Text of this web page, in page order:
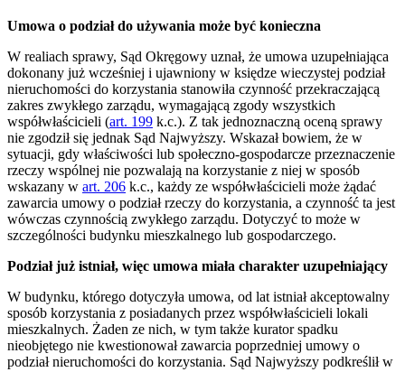
Umowa o podział do używania może być konieczna
W realiach sprawy, Sąd Okręgowy uznał, że umowa uzupełniająca
dokonany już wcześniej i ujawniony w księdze wieczystej podział
nieruchomości do korzystania stanowiła czynność przekraczającą
zakres zwykłego zarządu, wymagającą zgody wszystkich
współwłaścicieli (art. 199 k.c.). Z tak jednoznaczną oceną sprawy
nie zgodził się jednak Sąd Najwyższy. Wskazał bowiem, że w
sytuacji, gdy właściwości lub społeczno-gospodarcze przeznaczenie
rzeczy wspólnej nie pozwalają na korzystanie z niej w sposób
wskazany w art. 206 k.c., każdy ze współwłaścicieli może żądać
zawarcia umowy o podział rzeczy do korzystania, a czynność ta jest
wówczas czynnością zwykłego zarządu. Dotyczyć to może w
szczególności budynku mieszkalnego lub gospodarczego.
Podział już istniał, więc umowa miała charakter uzupełniający
W budynku, którego dotyczyła umowa, od lat istniał akceptowalny
sposób korzystania z posiadanych przez współwłaścicieli lokali
mieszkalnych. Żaden ze nich, w tym także kurator spadku
nieobjętego nie kwestionował zawarcia poprzedniej umowy o
podział nieruchomości do korzystania. Sąd Najwyższy podkreślił w